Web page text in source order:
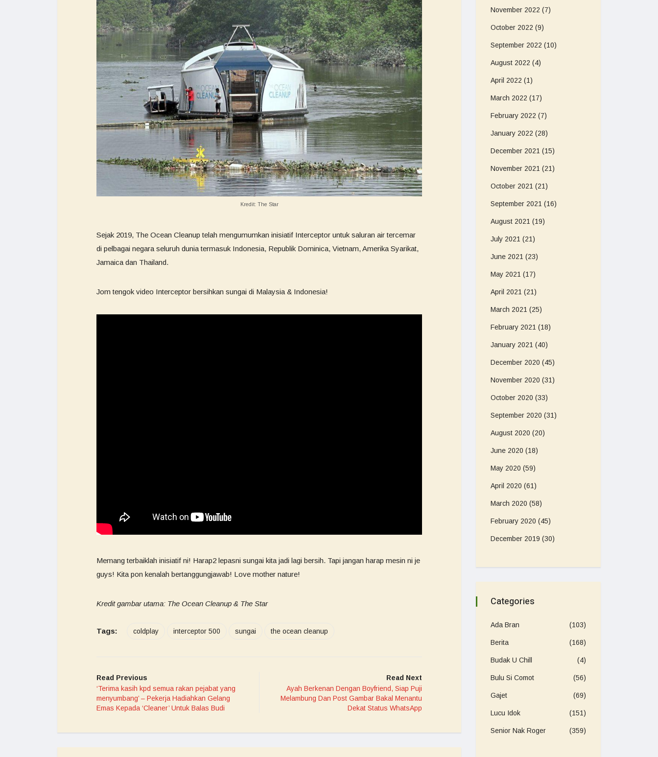
Kredit: The Star
Sejak 2019, The Ocean Cleanup telah mengumumkan inisiatif Interceptor untuk saluran air tercemar
di pelbagai negara seluruh dunia termasuk Indonesia, Republik Dominica, Vietnam, Amerika Syarikat,
Jamaica dan Thailand.
Jom tengok video Interceptor bersihkan sungai di Malaysia & Indonesia!
Memang terbaiklah inisiatif ni! Harap2 lepasni sungai kita jadi lagi bersih. Tapi jangan harap mesin ni je
guys! Kita pon kenalah bertanggungjawab! Love mother nature!
Kredit gambar utama: The Ocean Cleanup & The Star
Tags: coldplay interceptor 500 sungai the ocean cleanup
Read Previous
‘Terima kasih kpd semua rakan pejabat yang
menyumbang’ – Pekerja Hadiahkan Gelang
Emas Kepada ‘Cleaner’ Untuk Balas Budi
Read Next
Ayah Berkenan Dengan Boyfriend, Siap Puji
Melambung Dan Post Gambar Bakal Menantu
Dekat Status WhatsApp
November 2022 (7)
October 2022 (9)
September 2022 (10)
August 2022 (4)
April 2022 (1)
March 2022 (17)
February 2022 (7)
January 2022 (28)
December 2021 (15)
November 2021 (21)
October 2021 (21)
September 2021 (16)
August 2021 (19)
July 2021 (21)
June 2021 (23)
May 2021 (17)
April 2021 (21)
March 2021 (25)
February 2021 (18)
January 2021 (40)
December 2020 (45)
November 2020 (31)
October 2020 (33)
September 2020 (31)
August 2020 (20)
June 2020 (18)
May 2020 (59)
April 2020 (61)
March 2020 (58)
February 2020 (45)
December 2019 (30)
Categories
Ada Bran (103)
Berita (168)
Budak U Chill (4)
Bulu Si Comot (56)
Gajet (69)
Lucu Idok (151)
Senior Nak Roger (359)